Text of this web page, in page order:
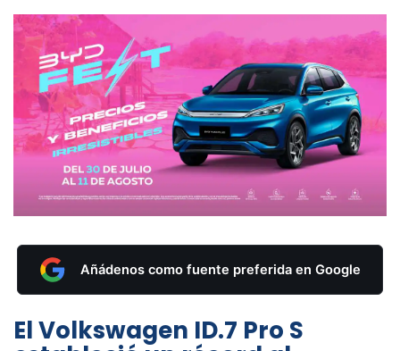
Añádenos como fuente preferida en Google
El Volkswagen ID.7 Pro S